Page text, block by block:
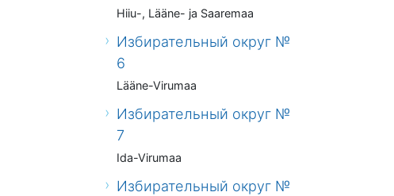
Hiiu-, Lääne- ja Saaremaa
Избирательный округ №
6
Lääne-Virumaa
Избирательный округ №
7
Ida-Virumaa
Избирательный округ №